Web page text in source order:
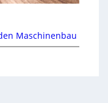
Maschinenbau